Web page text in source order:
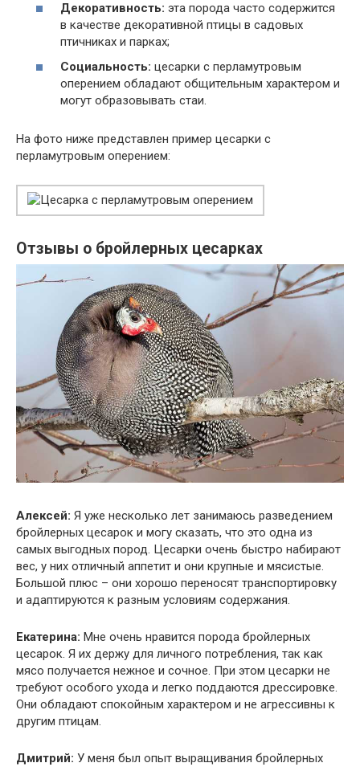
Декоративность: эта порода часто содержится
в качестве декоративной птицы в садовых
птичниках и парках;
Социальность: цесарки с перламутровым
оперением обладают общительным характером и
могут образовывать стаи.
На фото ниже представлен пример цесарки с
перламутровым оперением:
Отзывы о бройлерных цесарках
Алексей: Я уже несколько лет занимаюсь разведением
бройлерных цесарок и могу сказать, что это одна из
самых выгодных пород. Цесарки очень быстро набирают
вес, у них отличный аппетит и они крупные и мясистые.
Большой плюс – они хорошо переносят транспортировку
и адаптируются к разным условиям содержания.
Екатерина: Мне очень нравится порода бройлерных
цесарок. Я их держу для личного потребления, так как
мясо получается нежное и сочное. При этом цесарки не
требуют особого ухода и легко поддаются дрессировке.
Они обладают спокойным характером и не агрессивны к
другим птицам.
Дмитрий: У меня был опыт выращивания бройлерных